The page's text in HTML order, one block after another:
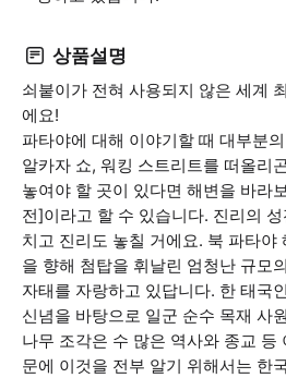
상품설명
쇠붙이가 전혀 사용되지 않은 세계
에요!
파타야에 대해 이야기할 때 대부분
알카자 쇼, 워킹 스트리트를 떠올리
놓여야 할 곳이 있다면 해변을 바라
전]이라고 할 수 있습니다. 진리의
치고 진리도 놓칠 거에요. 북 파타야
을 향해 첨탑을 휘날린 엄청난 규모
자태를 자랑하고 있답니다. 한 태국
신념을 바탕으로 일군 순수 목재 사
나무 조각은 수 많은 역사와 종교 등
문에 이것을 전부 알기 위해서는 한